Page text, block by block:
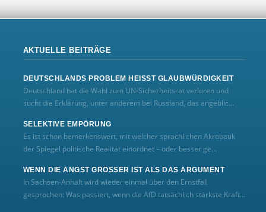
AKTUELLE BEITRÄGE
DEUTSCHLANDS PROBLEM HEISST GLAUBWÜRDIGKEIT
Deutschland hat die Wahl zum UN‑Sicherheitsrat verloren und
sucht die Erklärung, unter anderem bei Russland, das angeblic...
SELEKTIVE EMPÖRUNG
Es ist schon bemerkenswert, mit welcher sprachlichen Akrobatik
der Spiegel politische Realität einordnet – oder besser ge...
WENN DIE ANGST GRÖSSER IST ALS DAS ARGUMENT
In Sachsen-Anhalt wird wieder einmal über den Ernstfall
gesprochen: Was passiert, wenn die AfD tatsächlich stärkste Kraft...